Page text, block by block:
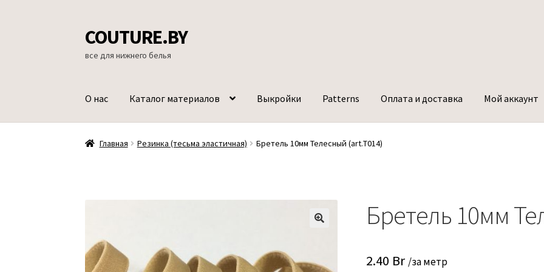
Перейти
к
навигации
Перейти
к
содержимому
COUTURE.BY
все для нижнего белья
О нас Каталог материалов Выкройки Patterns Оплата и доставка Мой аккаунт
Главная Резинка (тесьма эластичная) Бретель 10мм Телесный (art.Т014)
Бретель 10мм
2.40 Br /за метр